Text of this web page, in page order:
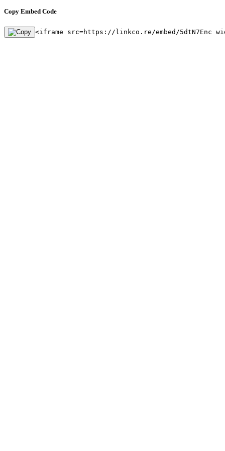
Copy Embed Code
<iframe src=https://linkco.re/embed/5dtN7Enc